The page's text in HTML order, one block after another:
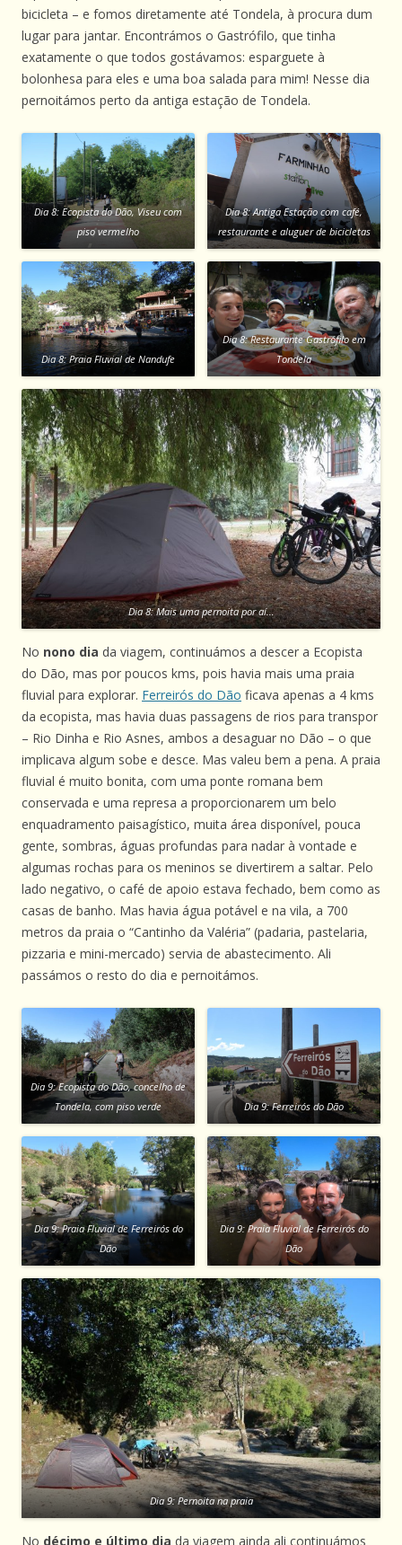
bicicleta – e fomos diretamente até Tondela, à procura dum
lugar para jantar. Encontrámos o Gastrófilo, que tinha
exatamente o que todos gostávamos: esparguete à
bolonhesa para eles e uma boa salada para mim! Nesse dia
pernoitámos perto da antiga estação de Tondela.
Dia 8: Ecopista do Dão, Viseu com
piso vermelho
Dia 8: Antiga Estação com café,
restaurante e aluguer de bicicletas
Dia 8: Praia Fluvial de Nandufe
Dia 8: Restaurante Gastrófilo em
Tondela
Dia 8: Mais uma pernoita por aí…
No nono dia da viagem, continuámos a descer a Ecopista
do Dão, mas por poucos kms, pois havia mais uma praia
fluvial para explorar. Ferreirós do Dão ficava apenas a 4 kms
da ecopista, mas havia duas passagens de rios para transpor
– Rio Dinha e Rio Asnes, ambos a desaguar no Dão – o que
implicava algum sobe e desce. Mas valeu bem a pena. A praia
fluvial é muito bonita, com uma ponte romana bem
conservada e uma represa a proporcionarem um belo
enquadramento paisagístico, muita área disponível, pouca
gente, sombras, águas profundas para nadar à vontade e
algumas rochas para os meninos se divertirem a saltar. Pelo
lado negativo, o café de apoio estava fechado, bem como as
casas de banho. Mas havia água potável e na vila, a 700
metros da praia o “Cantinho da Valéria” (padaria, pastelaria,
pizzaria e mini-mercado) servia de abastecimento. Ali
passámos o resto do dia e pernoitámos.
Dia 9: Ecopista do Dão, concelho de
Tondela, com piso verde
Dia 9: Ferreirós do Dão
Dia 9: Praia Fluvial de Ferreirós do
Dão
Dia 9: Praia Fluvial de Ferreirós do
Dão
Dia 9: Pernoita na praia
No décimo e último dia da viagem ainda ali continuámos